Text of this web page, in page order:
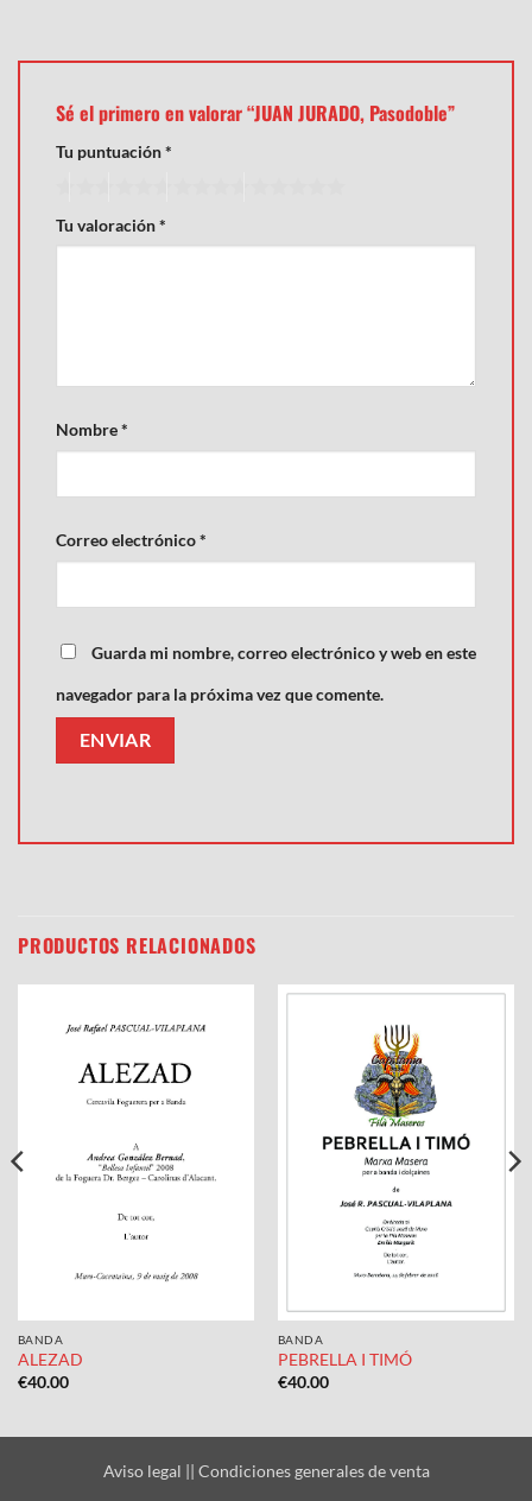
Sé el primero en valorar “JUAN JURADO, Pasodoble”
Tu puntuación*
Tu valoración*
Nombre*
Correo electrónico*
Guarda mi nombre, correo electrónico y web en este
navegador para la próxima vez que comente.
PRODUCTOS RELACIONADOS
BANDA
ALEZAD
€40.00
BANDA
PEBRELLA I TIMÓ
€40.00
Aviso legal || Condiciones generales de venta